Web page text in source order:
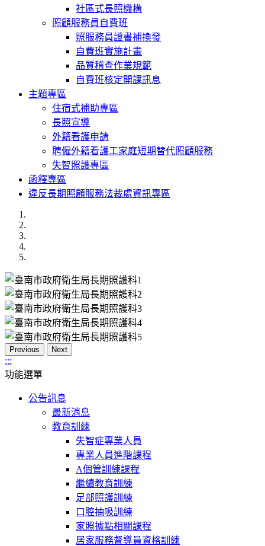
社區式長照機構
照顧服務員自費班
照服務員證書補換發
自費班實施計畫
品質稽查作業規範
自費班核定開課訊息
主題專區
住宿式補助專區
長照宣導
外籍看護申請
聘僱外籍看護工家庭短期替代照顧服務
失智照護專區
函釋專區
違反長期照顧服務法裁處資訊專區
Previous Next
:::
功能選單
公告訊息
最新消息
教育訓練
失智症專業人員
專業人員進階課程
A個管訓練課程
繼續教育訓練
足部照護訓練
口腔抽吸訓練
家照據點相關課程
居家服務督導員資格訓練